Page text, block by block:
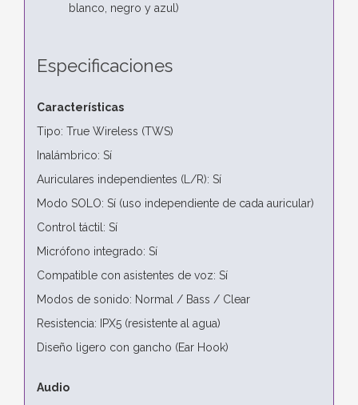
blanco, negro y azul)
Especificaciones
Características
Tipo: True Wireless (TWS)
Inalámbrico: Sí
Auriculares independientes (L/R): Sí
Modo SOLO: Sí (uso independiente de cada auricular)
Control táctil: Sí
Micrófono integrado: Sí
Compatible con asistentes de voz: Sí
Modos de sonido: Normal / Bass / Clear
Resistencia: IPX5 (resistente al agua)
Diseño ligero con gancho (Ear Hook)
Audio